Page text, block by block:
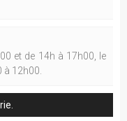
et de 14h à 17h00, le
à 12h00.